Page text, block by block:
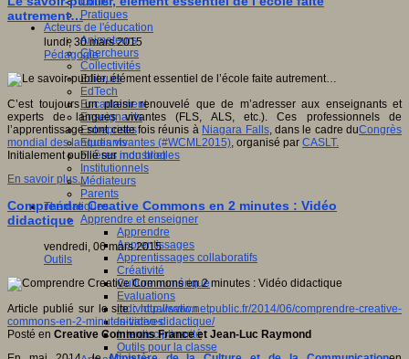
Pratiques
Acteurs de l'éducation
Animateurs
Chercheurs
Collectivités
Editeurs
EdTech
Encadrement
Enseignants
Entreprises
Etudiants
Filières industrielles
Institutionnels
Médiateurs
Parents
Thématiques
Apprendre et enseigner
Apprendre
Apprentissages
Apprentissages collaboratifs
Créativité
Culture numérique
Evaluations
Individualisation
Initiatives
Interdisciplinarité
Outils pour la classe
autrement…
lundi, 30 mars 2015
Pédagogie
C’est toujours un plaisir renouvelé que de m’adresser aux enseignants et
experts de langues vivantes (FLS, ALS, etc.). Ces professionnels de
l’apprentissage sont cette fois réunis à Niagara Falls, dans le cadre duCongrès
mondial des langues vivantes (#WCML2015), organisé par CASLT.
Initialement publié sur mon blog
En savoir plus...
Comprendre Creative Commons en 2 minutes : Vidéo
didactique
vendredi, 06 mars 2015
Outils
Article publié sur le site :http://www.netpublic.fr/2014/06/comprendre-creative-
commons-en-2-minutes-video-didactique/
Posté en Creative Commons France et Jean-Luc Raymond